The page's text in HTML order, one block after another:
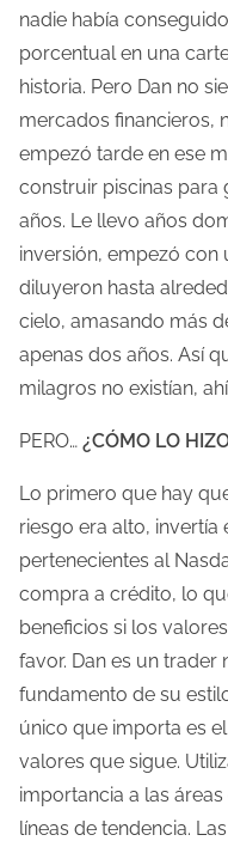
c
t
u
r
a
d
e
l
a
e
n
t
a
d
a
nadie había
porcentual en una
historia. Pero Dan no
mercados financieros,
empezó tarde en ese
construir piscinas para
años. Le llevo años
inversión, empezó
diluyeron hasta
cielo, amasando más
apenas dos años. Así
milagros no existían,
PERO… ¿CÓMO LO
Lo primero que hay
riesgo era alto,
pertenecientes al
compra a crédito, lo
beneficios si los
favor. Dan es un trader
fundamento de su
único que importa es
valores que sigue.
importancia a las
líneas de tendencia.